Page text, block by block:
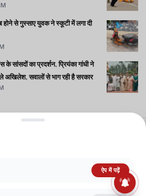
से गुस्साए युवक ने स्कूटी में लगा दी
सांसदों का प्रदर्शन, प्रियंका गांधी ने
कहा, अमित शाह बयान दें, बोले अखिलेश, सवालों से भाग रही है सरकार
TERMS AND CONDITIONS
FACT CHECKING POLICY
ऐप में पढ़ें